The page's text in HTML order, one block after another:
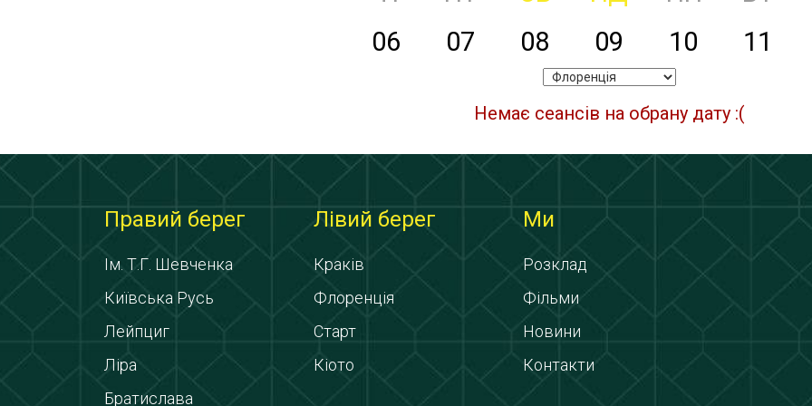
06
07 08 09 10 11
Немає сеансів на обрану дату :(
Правий берег
Ім. Т.Г. Шевченка
Київська Русь
Лейпциг
Ліра
Братислава
Лівий берег
Краків
Флоренція
Старт
Кіото
Ми
Розклад
Фільми
Новини
Контакти